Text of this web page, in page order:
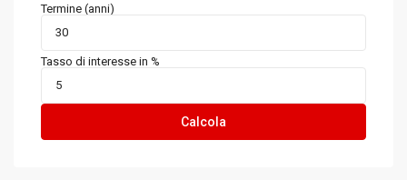
Termine (anni)
Tasso di interesse in %
Calcola